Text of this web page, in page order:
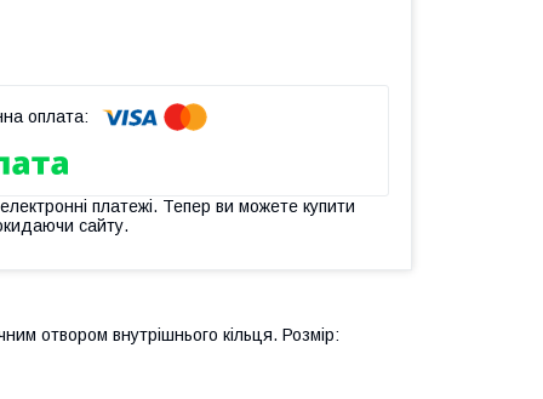
платежі. Тепер ви можете купити
сайту.
отвором внутрішнього кільця. Розмір: